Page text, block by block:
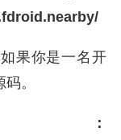
果你是一名开
。
：